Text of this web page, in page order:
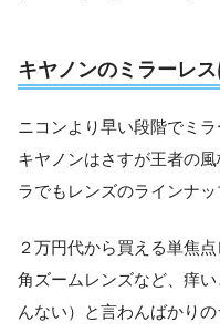
キヤノンのミラーレ
ニコンより早い段階でミ
キヤノンはさすが王者の
ラでもレンズのラインナッ
２万円代から買える単焦
角ズームレンズなど、痒
んない）と言わんばかりの